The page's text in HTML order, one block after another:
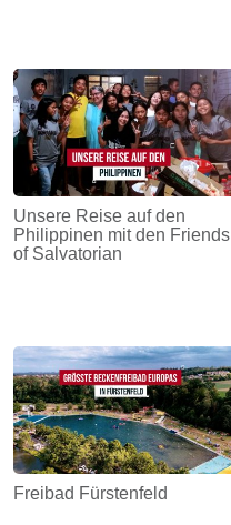
Unsere Reise auf den
Philippinen mit den Friends
of Salvatorian
Freibad Fürstenfeld